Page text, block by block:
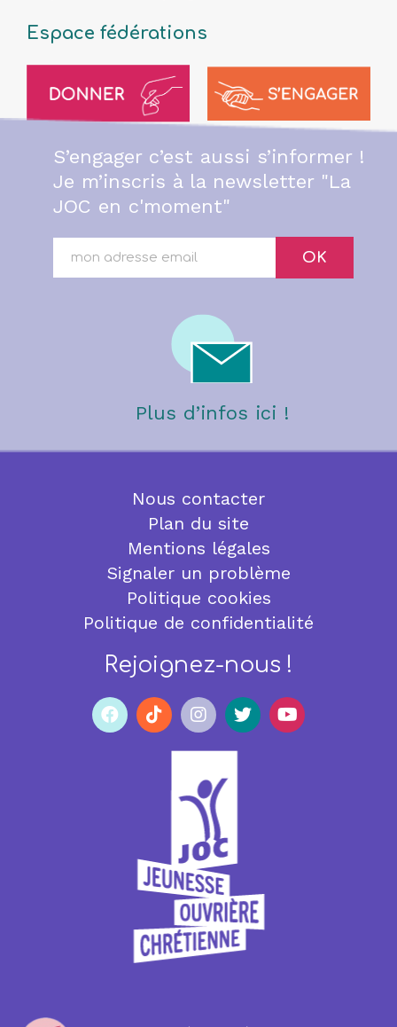
Espace fédérations
S’engager c’est aussi s’informer !
Je m’inscris à la newsletter "La
JOC en c'moment"
OK
Plus d’infos ici !
Nous contacter
Plan du site
Mentions légales
Signaler un problème
Politique cookies
Politique de confidentialité
Rejoignez-nous !